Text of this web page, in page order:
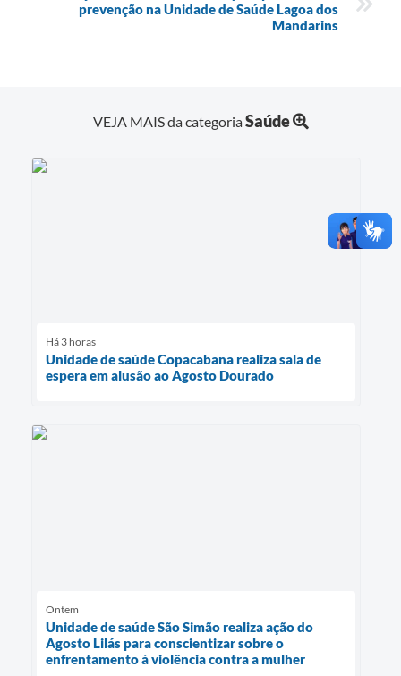
prevenção na Unidade de Saúde Lagoa dos
Mandarins
VEJA MAIS da categoriaSaúde
Há 3 horas
Unidade de saúde Copacabana realiza sala de
espera em alusão ao Agosto Dourado
Ontem
Unidade de saúde São Simão realiza ação do
Agosto Lilás para conscientizar sobre o
enfrentamento à violência contra a mulher